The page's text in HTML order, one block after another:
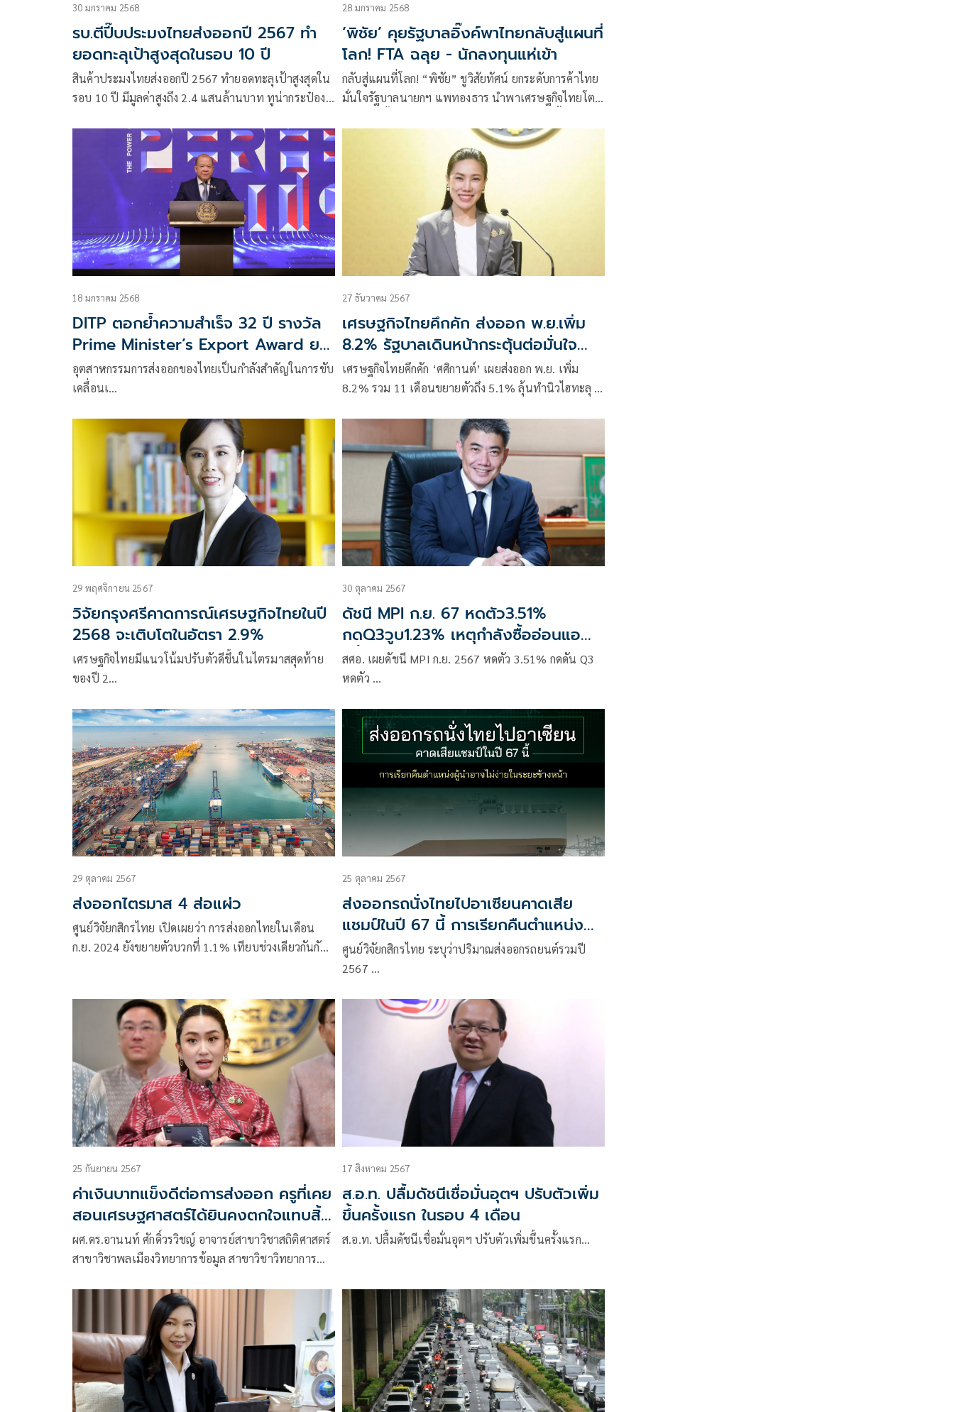
30 มกราคม 2568
รบ.ตีปี๊บประมงไทยส่งออกปี 2567 ทำ
ยอดทะลุเป้าสูงสุดในรอบ 10 ปี
สินค้าประมงไทยส่งออกปี 2567 ทำยอดทะลุเป้าสูงสุดใน
รอบ 10 ปี มีมูลค่าสูงถึง 2.4 แสนล้านบาท ทูน่ากระป๋อง
28 มกราคม 2568
‘พิชัย’ คุยรัฐบาลอิ๊งค์พาไทยกลับสู่แผนที่
โลก! FTA ฉลุย - นักลงทุนแห่เข้า
กลับสู่แผนที่โลก! “พิชัย” ชูวิสัยทัศน์ ยกระดับการค้าไทย
มั่นใจรัฐบาลนายกฯ แพทองธาร นำพาเศรษฐกิจไทยโต
18 มกราคม 2568
DITP ตอกย้ำความสำเร็จ 32 ปี รางวัล
Prime Minister’s Export Award ยก
ระดับผู้ส่งออกไทยสู่มาตรฐานโลก
อุตสาหกรรมการส่งออกของไทยเป็นกำลังสำคัญในการขับ
เคลื่อนเ…
27 ธันวาคม 2567
เศรษฐกิจไทยคึกคัก ส่งออก พ.ย.เพิ่ม
8.2% รัฐบาลเดินหน้ากระตุ้นต่อมั่นใจ
GDP เกิน 3 %
เศรษฐกิจไทยคึกคัก ‘ศศิกานต์’ เผยส่งออก พ.ย. เพิ่ม
8.2% รวม 11 เดือนขยายตัวถึง 5.1% ลุ้นทำนิวไฮทะลุ 3
29 พฤศจิกายน 2567
วิจัยกรุงศรีคาดการณ์เศรษฐกิจไทยในปี
2568 จะเติบโตในอัตรา 2.9%
เศรษฐกิจไทยมีแนวโน้มปรับตัวดีขึ้นในไตรมาสสุดท้าย
ของปี 2…
30 ตุลาคม 2567
ดัชนี MPI ก.ย. 67 หดตัว3.51%
กดQ3วูบ1.23% เหตุกำลังซื้ออ่อนแอ
หนี้ครัวเรือน-NPLสูง
สศอ. เผยดัชนี MPI ก.ย. 2567 หดตัว 3.51% กดดัน Q3
หดตัว …
29 ตุลาคม 2567
ส่งออกไตรมาส 4 ส่อแผ่ว
ศูนย์วิจัยกสิกรไทย เปิดเผยว่า การส่งออกไทยในเดือน
ก.ย. 2024 ยังขยายตัวบวกที่ 1.1% เทียบช่วงเดียวกันกับปี
ประกอบขยายตัว 25.5% เทียบช่วงเดียวกันกับปีผ่านมา
25 ตุลาคม 2567
ส่งออกรถนั่งไทยไปอาเซียนคาดเสีย
แชมป์ในปี 67 นี้ การเรียกคืนตำแหน่ง
ผู้นำอาจไม่ง่ายในระยะข้างหน้า
ศูนย์วิจัยกสิกรไทย ระบุว่าปริมาณส่งออกรถยนต์รวมปี
2567 …
25 กันยายน 2567
ค่าเงินบาทแข็งดีต่อการส่งออก ครูที่เคย
สอนเศรษฐศาสตร์ได้ยินคงตกใจแทบสิ้น
สติ
ผศ.ดร.อานนท์ ศักดิ์วรวิชญ์ อาจารย์สาขาวิชาสถิติศาสตร์
สาขาวิชาพลเมืองวิทยาการข้อมูล สาขาวิชาวิทยาการ
สถาบันบัณฑิตพัฒนบริหารศาสตร์ โพสต์เฟซบุ๊ก ระบุว่า
17 สิงหาคม 2567
ส.อ.ท. ปลื้มดัชนีเชื่อมั่นอุตฯ ปรับตัวเพิ่ม
ขึ้นครั้งแรก ในรอบ 4 เดือน
ส.อ.ท. ปลื้มดัชนีเชื่อมั่นอุตฯ ปรับตัวเพิ่มขึ้นครั้งแรก…